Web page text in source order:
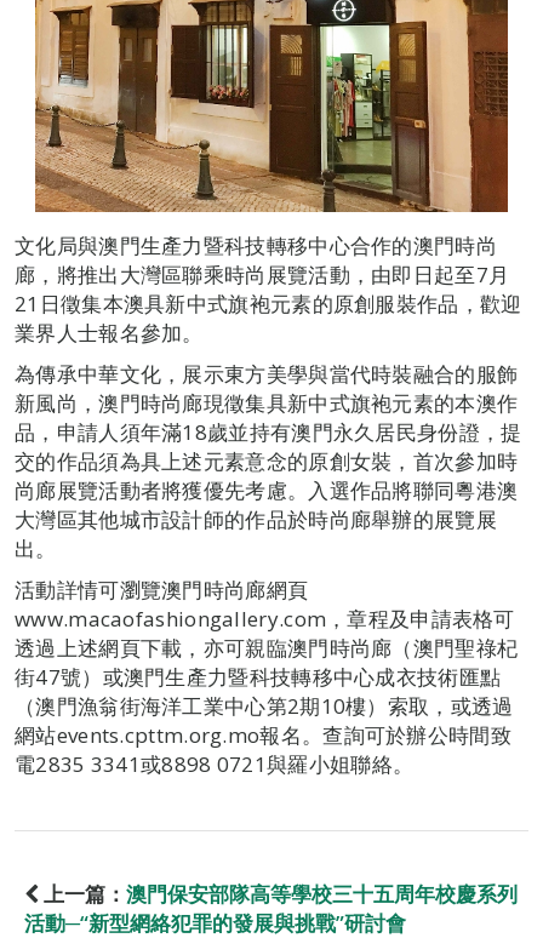
文化局與澳門生產力暨科技轉移中心合作的澳門時尚
廊，將推出大灣區聯乘時尚展覽活動，由即日起至7月
21日徵集本澳具新中式旗袍元素的原創服裝作品，歡迎
業界人士報名參加。
為傳承中華文化，展示東方美學與當代時裝融合的服飾
新風尚，澳門時尚廊現徵集具新中式旗袍元素的本澳作
品，申請人須年滿18歲並持有澳門永久居民身份證，提
交的作品須為具上述元素意念的原創女裝，首次參加時
尚廊展覽活動者將獲優先考慮。入選作品將聯同粵港澳
大灣區其他城市設計師的作品於時尚廊舉辦的展覽展
出。
活動詳情可瀏覽澳門時尚廊網頁
www.macaofashiongallery.com，章程及申請表格可
透過上述網頁下載，亦可親臨澳門時尚廊（澳門聖祿杞
街47號）或澳門生產力暨科技轉移中心成衣技術匯點
（澳門漁翁街海洋工業中心第2期10樓）索取，或透過
網站events.cpttm.org.mo報名。查詢可於辦公時間致
電2835 3341或8898 0721與羅小姐聯絡。
上一篇： 澳門保安部隊高等學校三十五周年校慶系列
活動─“新型網絡犯罪的發展與挑戰”研討會